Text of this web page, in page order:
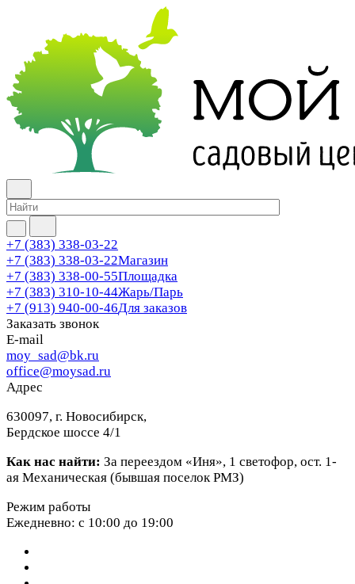
+7 (383) 338-03-22
+7 (383) 338-03-22Магазин
+7 (383) 338-00-55Площадка
+7 (383) 310-10-44Жарь/Парь
+7 (913) 940-00-46Для заказов
Заказать звонок
E-mail
moy_sad@bk.ru
office@moysad.ru
Адрес
630097, г. Новосибирск,
Бердское шоссе 4/1
Как нас найти: За переездом «Иня», 1 светофор, ост. 1-
ая Механическая (бывшая поселок РМЗ)
Режим работы
Ежедневно: с 10:00 до 19:00